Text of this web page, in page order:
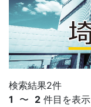
検索結果2件
1 〜 2 件目を表示